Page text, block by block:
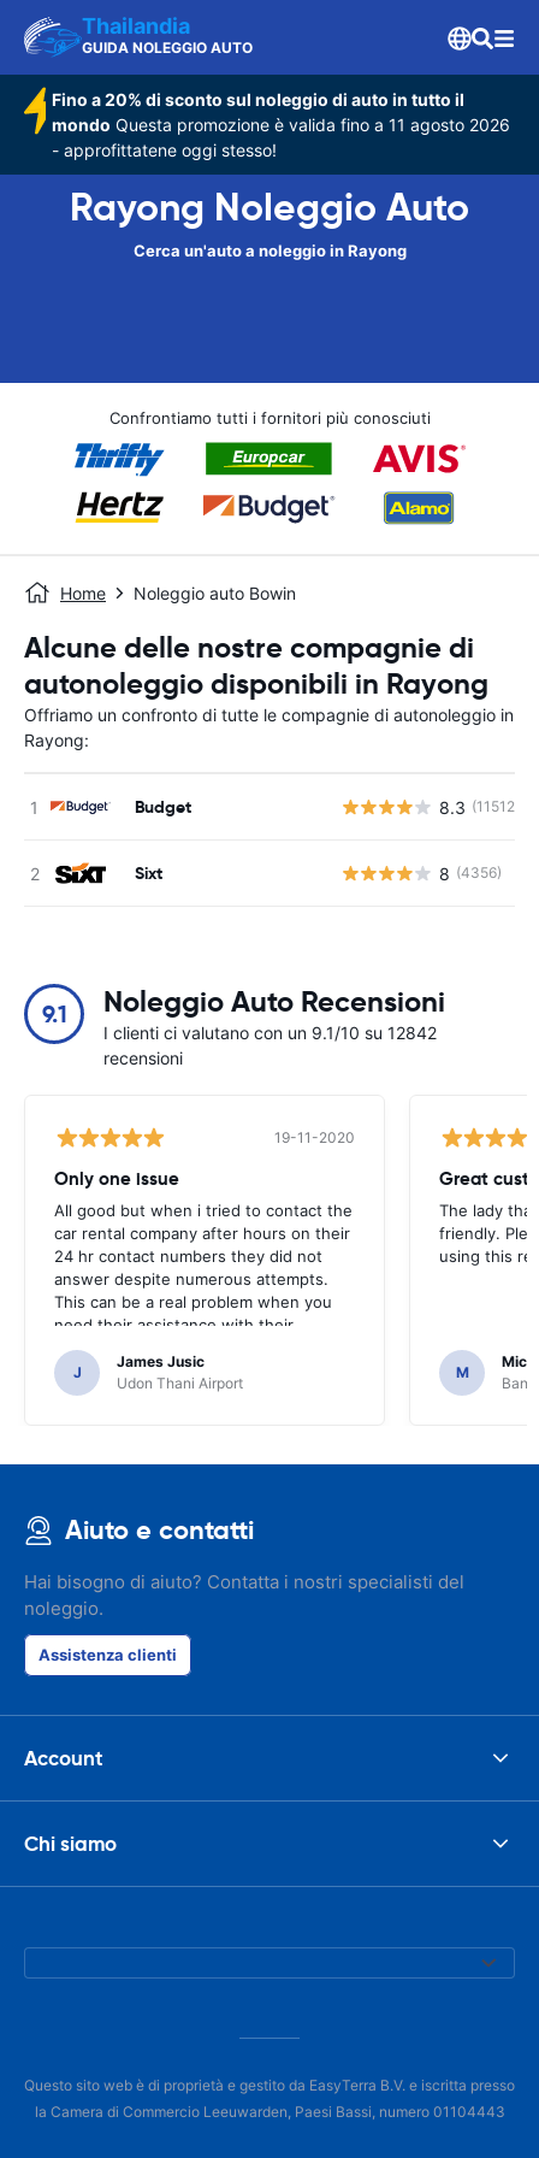
Thailandia
GUIDA NOLEGGIO AUTO
Fino a 20% di sconto sul noleggio di auto in tutto il
mondo Questa promozione è valida fino a 11 agosto 2026
- approfittatene oggi stesso!
Rayong Noleggio Auto
Cerca un'auto a noleggio in Rayong
Confrontiamo tutti i fornitori più conosciuti
Home Noleggio auto Bowin
Alcune delle nostre compagnie di
autonoleggio disponibili in Rayong
Offriamo un confronto di tutte le compagnie di autonoleggio in
Rayong:
Budget 8.3 (11512)
Sixt 8 (4356)
9.1 Noleggio Auto Recensioni
I clienti ci valutano con un 9.1/10 su 12842
recensioni
19-11-2020
Only one issue
All good but when i tried to contact the
car rental company after hours on their
24 hr contact numbers they did not
answer despite numerous attempts.
This can be a real problem when you
need their assistance with their
services or car.
J
James Jusic
Udon Thani Airport
Great
The lady
friendly.
using this
M
Aiuto e contatti
Hai bisogno di aiuto? Contatta i nostri specialisti del
noleggio.
Assistenza clienti
Account
Chi siamo
Questo sito web è di proprietà e gestito da EasyTerra B.V. e iscritta presso
la Camera di Commercio Leeuwarden, Paesi Bassi, numero 01104443